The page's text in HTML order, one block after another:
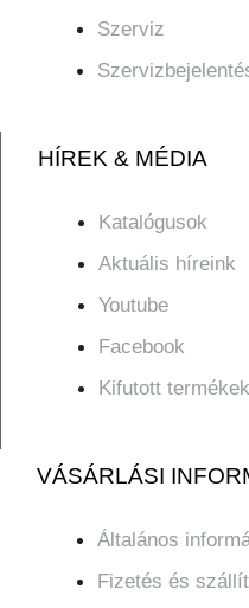
Szerviz
HÍREK & MÉDIA
Katalógusok
Aktuális híreink
Youtube
Facebook
Kifutott termékek
VÁSÁRLÁSI
Általános
Fizetés és